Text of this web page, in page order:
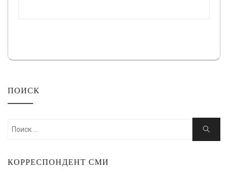
ПОИСК
Искать:
Поиск
КОРРЕСПОНДЕНТ СМИ